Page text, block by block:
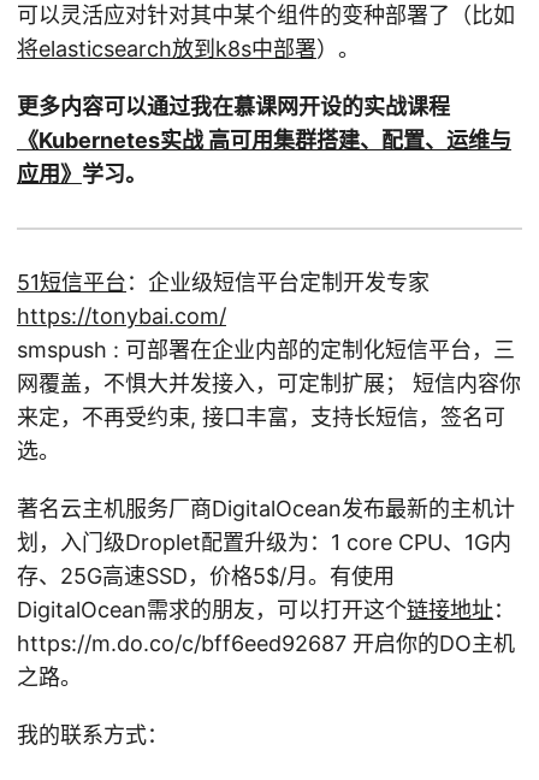
可以灵活应对针对其中某个组件的变种部署了（比如
将elasticsearch放到k8s中部署）。
更多内容可以通过我在慕课网开设的实战课程
《Kubernetes实战 高可用集群搭建、配置、运维与
应用》 学习。
51短信平台：企业级短信平台定制开发专家
https://tonybai.com/
smspush : 可部署在企业内部的定制化短信平台，三
网覆盖，不惧大并发接入，可定制扩展； 短信内容你
来定，不再受约束, 接口丰富，支持长短信，签名可
选。
著名云主机服务厂商DigitalOcean发布最新的主机计
划，入门级Droplet配置升级为：1 core CPU、1G内
存、25G高速SSD，价格5$/月。有使用
DigitalOcean需求的朋友，可以打开这个链接地址：
https://m.do.co/c/bff6eed92687 开启你的DO主机
之路。
我的联系方式：